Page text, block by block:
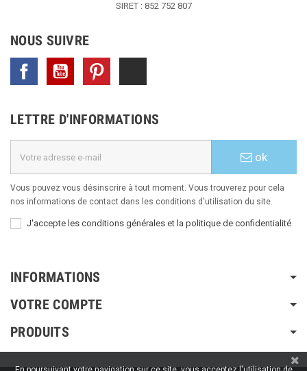
SIRET : 852 752 807
NOUS SUIVRE
Facebook YouTube
LETTRE D'INFORMATIONS
ok
Vous pouvez vous désinscrire à tout moment. Vous trouverez pour cela
nos informations de contact dans les conditions d'utilisation du site.
J'accepte les conditions générales et la politique de confidentialité
INFORMATIONS
VOTRE COMPTE
PRODUITS